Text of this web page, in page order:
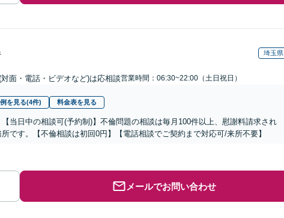
埼玉県
面・電話・ビデオなど)は応相談営業時間：06:30~22:00（土日祝日）
を見る(4件) 料金表を見る
当日中の相談可(予約制)】不倫問題の相談は毎月100件以上、慰謝料請求され
です。【不倫相談は初回0円】【電話相談でご契約まで対応可/来所不要】
メールでお問い合わせ